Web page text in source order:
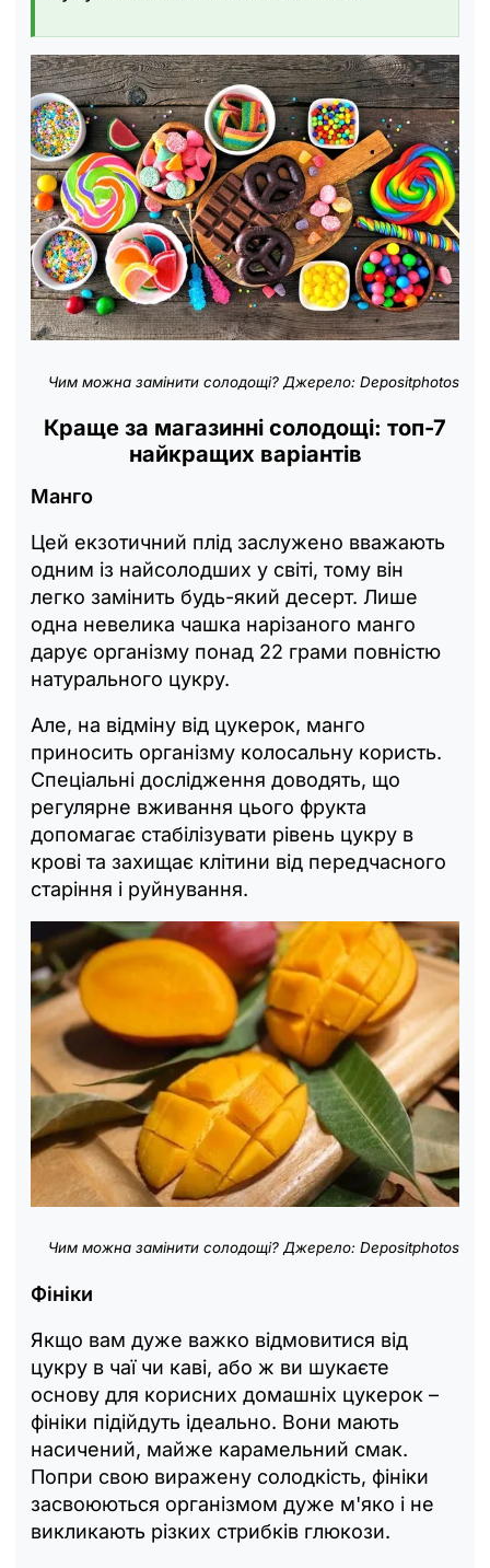
Чим можна замінити солодощі? Джерело: Depositphotos
Краще за магазинні солодощі: топ-7
найкращих варіантів
Манго
Цей екзотичний плід заслужено вважають
одним із найсолодших у світі, тому він
легко замінить будь-який десерт. Лише
одна невелика чашка нарізаного манго
дарує організму понад 22 грами повністю
натурального цукру.
Але, на відміну від цукерок, манго
приносить організму колосальну користь.
Спеціальні дослідження доводять, що
регулярне вживання цього фрукта
допомагає стабілізувати рівень цукру в
крові та захищає клітини від передчасного
старіння і руйнування.
Чим можна замінити солодощі? Джерело: Depositphotos
Фініки
Якщо вам дуже важко відмовитися від
цукру в чаї чи каві, або ж ви шукаєте
основу для корисних домашніх цукерок –
фініки підійдуть ідеально. Вони мають
насичений, майже карамельний смак.
Попри свою виражену солодкість, фініки
засвоюються організмом дуже м'яко і не
викликають різких стрибків глюкози.